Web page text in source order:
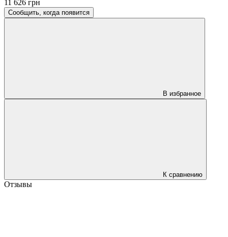
11 626 грн
Сообщить, когда появится
В избранное
К сравнению
Отзывы